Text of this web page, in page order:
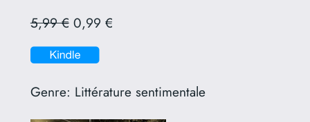
5,99 €0,99 €
Genre: Littérature sentimentale